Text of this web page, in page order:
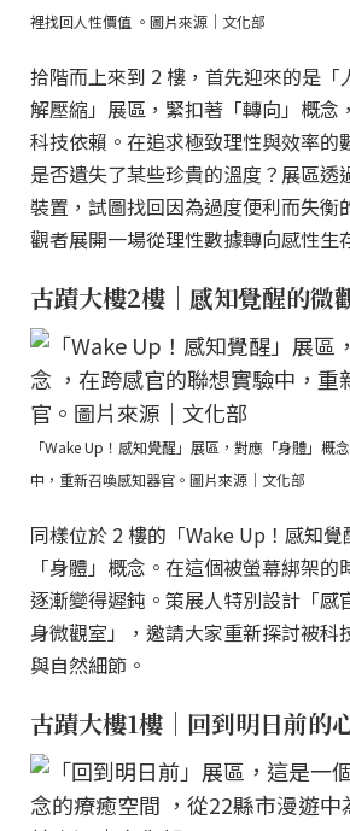
裡找回人性價值 。圖片來源｜文化部
拾階而上來到 2 樓，首先迎來的是「
解壓縮」展區，緊扣著「轉向」概念
科技依賴。在追求極致理性與效率的
是否遺失了某些珍貴的溫度？展區透
裝置，試圖找回因為過度便利而失衡
觀者展開一場從理性數據轉向感性生
古蹟大樓2樓｜感知覺醒的微
「Wake Up！感知覺醒」展區，對應「身體」概
中，重新召喚感知器官。圖片來源｜文化部
同樣位於 2 樓的「Wake Up！感知
「身體」概念。在這個被螢幕綁架
逐漸變得遲鈍。策展人特別設計「感
身微觀室」，邀請大家重新探討被科
與自然細節。
古蹟大樓1樓｜回到明日前的